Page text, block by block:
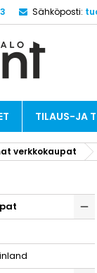
Sähköposti:
TILAUS-JA
verkkokaupat